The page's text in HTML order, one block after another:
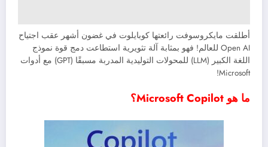
أطلقت مايكروسوفت رائعتها كوبايلوت في غضون أشهر عقب اجتياح
Open AI للعالم! فهو بمثابة آلة تثويرية استطاعت دمج قوة نموذج
اللغة الكبير (LLM) للمحولات التوليدية المدربة مسبقًا (GPT) مع أدوات
Microsoft!
ما هو Microsoft Copilot؟